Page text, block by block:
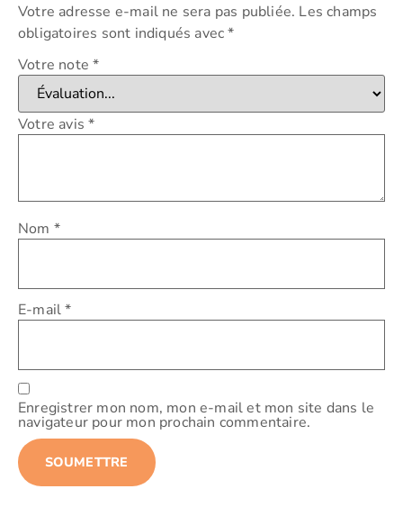
Votre adresse e-mail ne sera pas publiée. Les champs
obligatoires sont indiqués avec*
Votre note*
Votre avis*
Nom *
E-mail*
Enregistrer mon nom, mon e-mail et mon site dans le
navigateur pour mon prochain commentaire.